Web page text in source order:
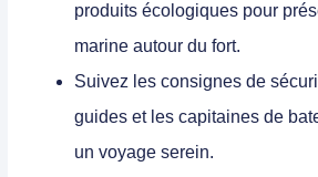
produits écologiques pour
marine autour du fort.
Suivez les consignes de
guides et les capitaines de
un voyage serein.